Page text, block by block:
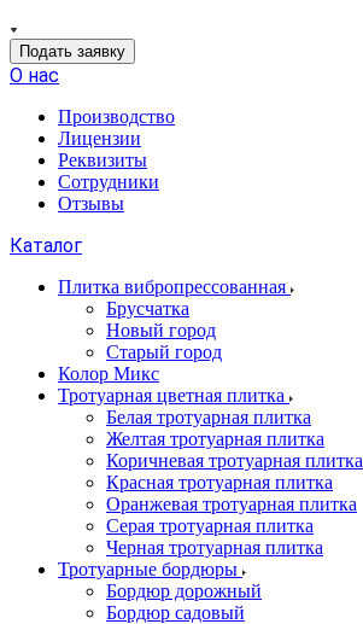
Подать заявку
О нас
Производство
Лицензии
Реквизиты
Сотрудники
Отзывы
Каталог
Плитка вибропрессованная
Брусчатка
Новый город
Старый город
Колор Микс
Тротуарная цветная плитка
Белая тротуарная плитка
Желтая тротуарная плитка
Коричневая тротуарная плитка
Красная тротуарная плитка
Оранжевая тротуарная плитка
Серая тротуарная плитка
Черная тротуарная плитка
Тротуарные бордюры
Бордюр дорожный
Бордюр садовый